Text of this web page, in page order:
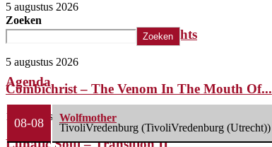
5 augustus 2026
The Iron Roses – Molotov Nights
5 augustus 2026
Combichrist – The Venom In The Mouth Of...
1 augustus 2026
Lunatic Soul – Transition II
Zoeken
Zoeken
Agenda
08-08
Wolfmother
TivoliVredenburg (TivoliVredenburg (Utrecht))